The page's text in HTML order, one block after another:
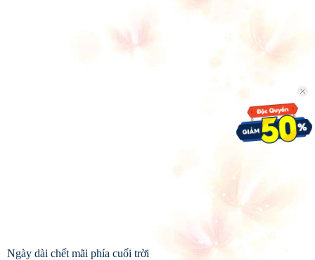
Ngày dài chết mãi phía cuối trời